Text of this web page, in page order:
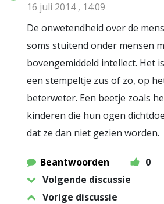
16 juli 2014 , 14:09
De onwetendheid over de
soms stuitend onder mensen
bovengemiddeld intellect. Het
een stempeltje zus of zo, op
beterweter. Een beetje zoals
kinderen die hun ogen
dat ze dan niet gezien worden.
Beantwoorden
0
Volgende discussie
Vorige discussie